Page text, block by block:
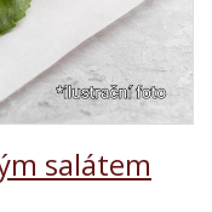
salátem